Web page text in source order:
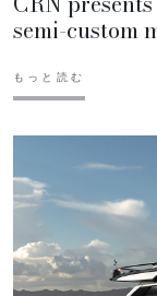
semi-custom
もっと読む